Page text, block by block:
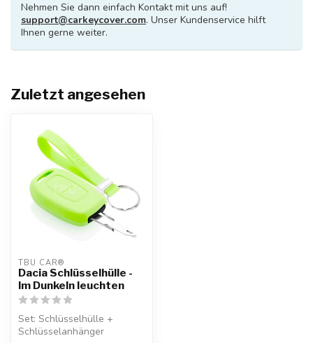
Nehmen Sie dann einfach Kontakt mit uns auf!
support@carkeycover.com. Unser Kundenservice hilft
Ihnen gerne weiter.
Zuletzt angesehen
TBU CAR®
Dacia Schlüsselhülle -
Im Dunkeln leuchten
Set: Schlüsselhülle +
Schlüsselanhänger